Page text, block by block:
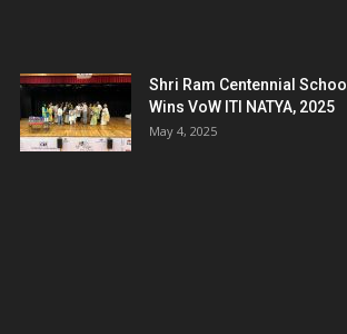
Shri Ram Centennial School
Wins VoW ITI NATYA, 2025
May 4, 2025